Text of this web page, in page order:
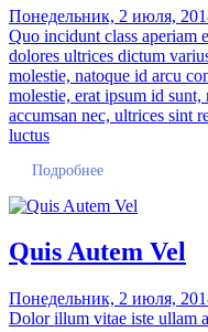
Понедельник, 2 июля,
Quo incidunt class aperiam
dolores ultrices dictum
molestie, natoque id arcu
molestie, erat ipsum id
accumsan nec, ultrices sint
luctus
Подробнее
Quis Autem Vel
Понедельник, 2 июля,
Dolor illum vitae iste ullam